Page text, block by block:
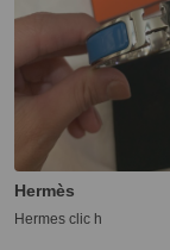
Hermès
Hermes clic h